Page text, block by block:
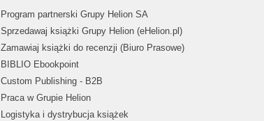
Program partnerski Grupy Helion SA
Sprzedawaj książki Grupy Helion (eHelion.pl)
Zamawiaj książki do recenzji (Biuro Prasowe)
BIBLIO Ebookpoint
Custom Publishing - B2B
Praca w Grupie Helion
Logistyka i dystrybucja książek